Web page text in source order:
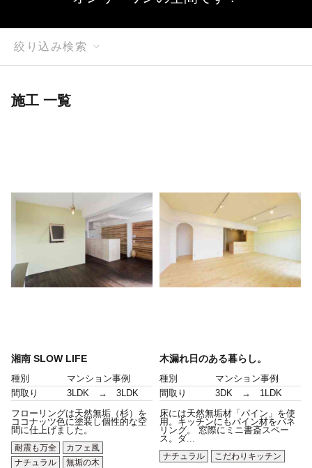
絞り込み検索
施工 一覧
湘南 SLOW LIFE
種別
マンション事例
間取り
3LDK → 3LDK
フローリングは天然無垢（杉）を
ココナッツ色に塗装し個性的な空
間に仕上げました。
耐震も万全
カフェ風
ナチュラル
無垢の木
木漏れ日のある暮らし。
種別
マンション事例
間取り
3DK → 1LDK
床には天然無垢材「パイン」を使
用。キッチンにもパイン材をパネ
リング。 窓際にミニ書斎スペー
ス。ダ...
ナチュラル
こだわりキッチン